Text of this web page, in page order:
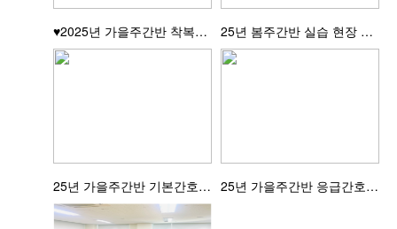
♥2025년 가을주간반 착복식을 진행하였습니다.. 25년 봄주간반 실습 현장 모습입니다~~
25년 가을주간반 기본간호 주사실습현장~~ 25년 가을주간반 응급간호 실습현장~~